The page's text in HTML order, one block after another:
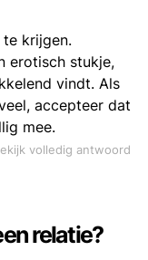
krijgen.
erotisch stukje,
vindt. Als
accepteer dat
mee.
volledig antwoord
relatie?